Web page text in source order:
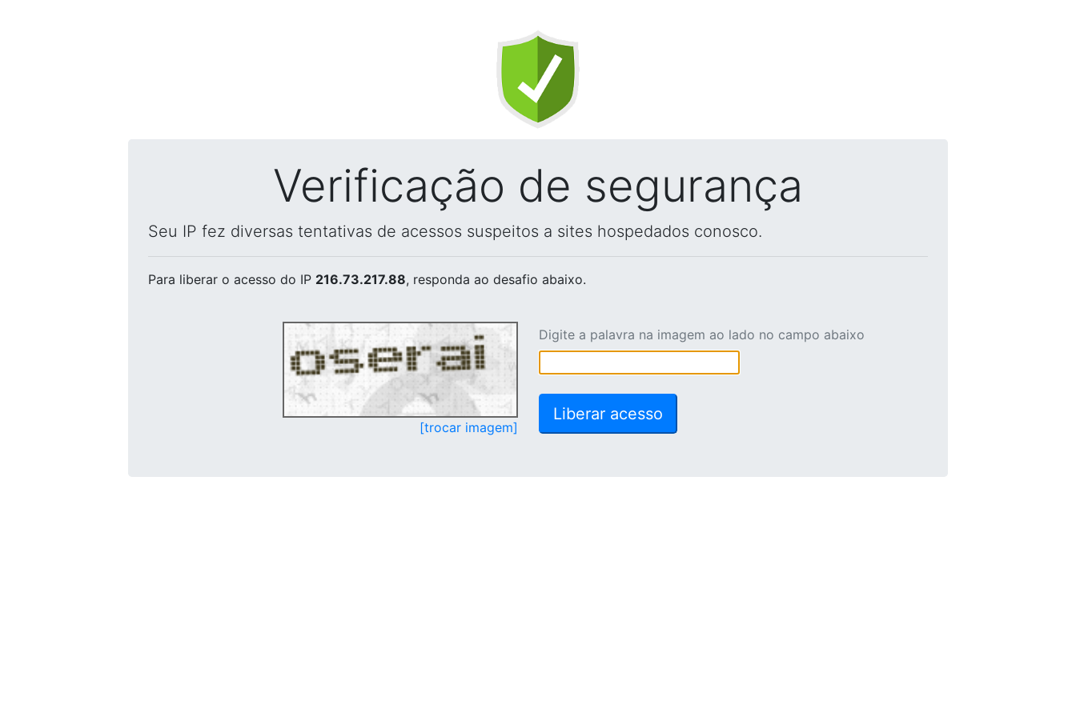
Verificação de segurança
Seu IP fez diversas tentativas de acessos suspeitos a sites hospedados conosco.
Para liberar o acesso do IP 216.73.217.88, responda ao desafio abaixo.
[trocar imagem]
Digite a palavra na imagem ao lado no campo abaixo